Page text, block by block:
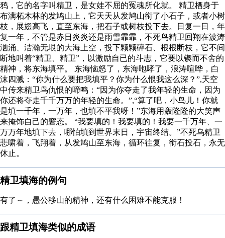
鸦，它的名字叫精卫，是女娃不屈的冤魂所化就。 精卫栖身于
布满柘木林的发鸠山上，它天天从发鸠山衔了小石子，或者小树
枝，展翅高飞，直至东海，把石子或树枝投下去。日复一日，年
复一年，不管是赤日炎炎还是雨雪霏霏，不死鸟精卫回翔在波涛
汹涌、洁瀚无垠的大海上空，投下颗颗碎石、根根断枝，它不间
断地叫着“精卫、精卫”，以激励自已的斗志，它要以锲而不舍的
精神，将东海填平。 东海恼怒了，东海咆哮了，浪涛喧哗，白
沫四溅：“你为什么要把我填平？你为什么恨我这么深？”,天空
中传来精卫鸟仇恨的啼鸣：“因为你夺走了我年轻的生命，因为
你还将夺走千千万万的年轻的生命。”,“算了吧，小鸟儿！你就
是填一千年，一万年，也填不平我呀！”东海用轰隆隆的大笑声
来掩饰自己的窘态。 “我要填的！我要填的！我要一千万年、一
万万年地填下去，哪怕填到世界末日，宇宙终结。”不死乌精卫
悲啸着，飞翔着，从发鸠山至东海，循环往复，衔石投石，永无
休止。
精卫填海的例句
有了～，愚公移山的精神，还有什么困难不能克服！
跟精卫填海类似的成语